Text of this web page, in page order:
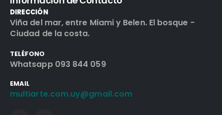
DIRECCIÓN
Viña del mar, entre Miami y Belen. El bosque -
Ciudad de la costa.
TELÉFONO
Whatsapp 093 844 059
EMAIL
multiarte.com.uy@gmail.com